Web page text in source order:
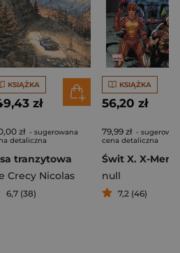
KSIĄŻKA
zł
zł - sugerowana
detaliczna
tranzytowa
Crecy Nicolas
6,7 (38)
KSIĄŻKA
56,20 zł
79,99 zł -
cena detaliczna
null
7,2 (46)